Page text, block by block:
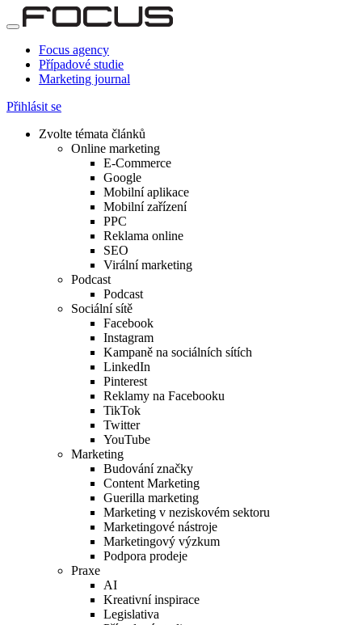
Focus agency
Případové studie
Marketing journal
Přihlásit se
Zvolte témata článků
Online marketing
E-Commerce
Google
Mobilní aplikace
Mobilní zařízení
PPC
Reklama online
SEO
Virální marketing
Podcast
Podcast
Sociální sítě
Facebook
Instagram
Kampaně na sociálních sítích
LinkedIn
Pinterest
Reklamy na Facebooku
TikTok
Twitter
YouTube
Marketing
Budování značky
Content Marketing
Guerilla marketing
Marketing v neziskovém sektoru
Marketingové nástroje
Marketingový výzkum
Podpora prodeje
Praxe
AI
Kreativní inspirace
Legislativa